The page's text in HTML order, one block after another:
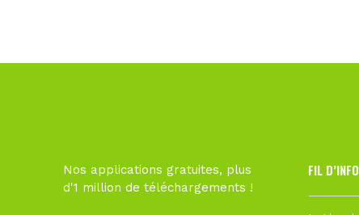
Nos applications gratuites, plus
d'1 million de téléchargements !
FIL D’INFO